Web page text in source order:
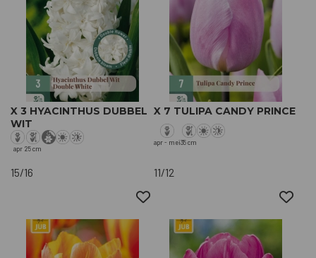
X 3 HYACINTHUS DUBBEL
WIT
apr 25 cm
15/16
X 7 TULIPA CANDY PRINCE
apr - mei35 cm
11/12